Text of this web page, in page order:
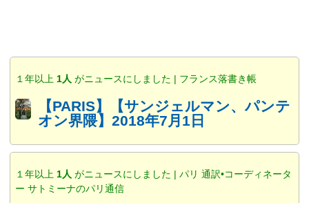
１年以上 1人 がニュースにしました | フランス落書き帳
【PARIS】【サンジェルマン、パンテ
オン界隈】2018年7月1日
１年以上 1人 がニュースにしました | パリ 通訳•コーディネータ
ー サトミーナのパリ通信